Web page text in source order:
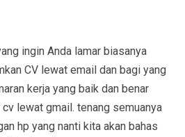
ingin Anda lamar biasanya
CV lewat email dan bagi yang
kerja yang baik dan benar
lewat gmail. tenang semuanya
hp yang nanti kita akan bahas